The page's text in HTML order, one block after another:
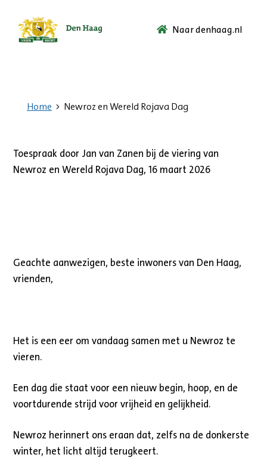
Ga
Naar denhaag.nl
Home Newroz en Wereld Rojava Dag
Toespraak door Jan van Zanen bij de viering van
Newroz en Wereld Rojava Dag, 16 maart 2026
Geachte aanwezigen, beste inwoners van Den Haag,
vrienden,
Het is een eer om vandaag samen met u Newroz te
vieren.
Een dag die staat voor een nieuw begin, hoop, en de
voortdurende strijd voor vrijheid en gelijkheid.
Newroz herinnert ons eraan dat, zelfs na de donkerste
winter, het licht altijd terugkeert.